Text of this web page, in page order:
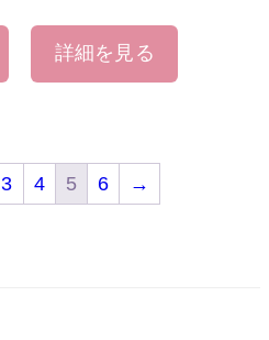
詳細を見る
3 4 5 6 →